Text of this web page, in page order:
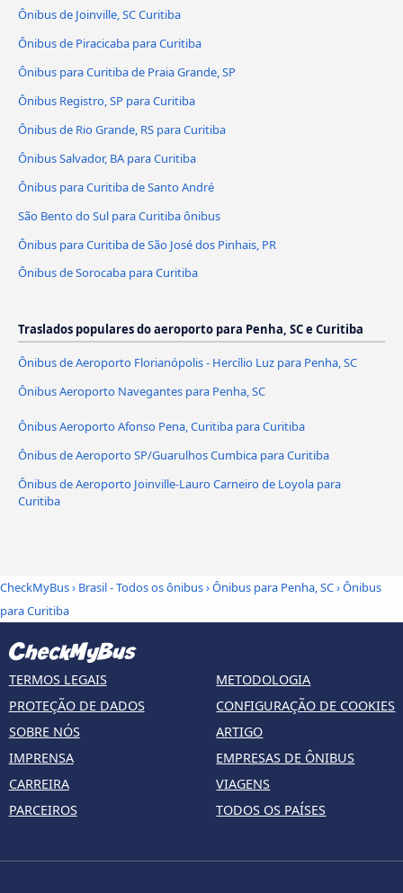
Ônibus de Joinville, SC Curitiba
Ônibus de Piracicaba para Curitiba
Ônibus para Curitiba de Praia Grande, SP
Ônibus Registro, SP para Curitiba
Ônibus de Rio Grande, RS para Curitiba
Ônibus Salvador, BA para Curitiba
Ônibus para Curitiba de Santo André
São Bento do Sul para Curitiba ônibus
Ônibus para Curitiba de São José dos Pinhais, PR
Ônibus de Sorocaba para Curitiba
Traslados populares do aeroporto para Penha, SC e Curitiba
Ônibus de Aeroporto Florianópolis - Hercílio Luz para Penha, SC
Ônibus Aeroporto Navegantes para Penha, SC
Ônibus Aeroporto Afonso Pena, Curitiba para Curitiba
Ônibus de Aeroporto SP/Guarulhos Cumbica para Curitiba
Ônibus de Aeroporto Joinville-Lauro Carneiro de Loyola para
Curitiba
CheckMyBus› Brasil - Todos os ônibus›Ônibus para Penha, SC›Ônibus
para Curitiba
TERMOS LEGAIS
PROTEÇÃO DE DADOS
SOBRE NÓS
IMPRENSA
CARREIRA
PARCEIROS
METODOLOGIA
CONFIGURAÇÃO DE COOKIES
ARTIGO
EMPRESAS DE ÔNIBUS
VIAGENS
TODOS OS PAÍSES